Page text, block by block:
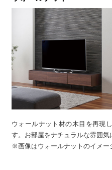
ウォールナット材の木目を再現
す。お部屋をナチュラルな雰囲気
※画像はウォールナットのイメー